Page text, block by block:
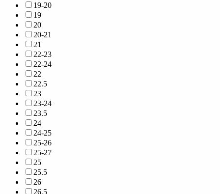
19-20
19
20
20-21
21
22-23
22-24
22
22.5
23
23-24
23.5
24
24-25
25-26
25-27
25
25.5
26
26.5